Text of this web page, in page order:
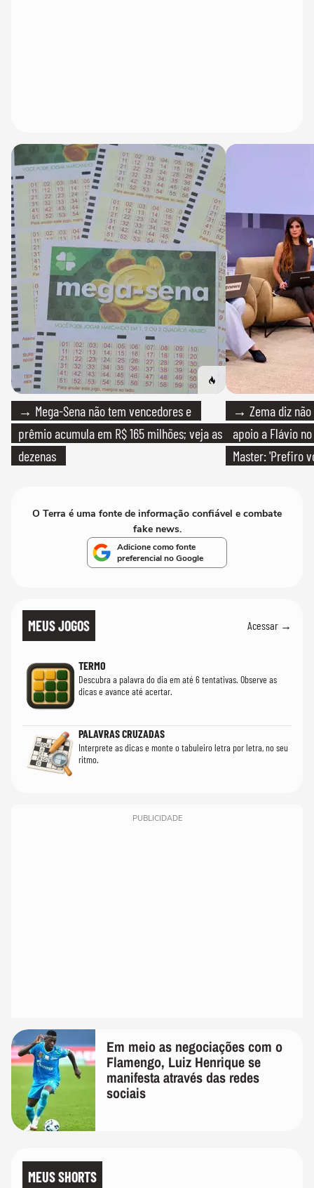
→ Mega-Sena não tem vencedores e
prêmio acumula em R$ 165 milhões; veja as
dezenas
→ Zema diz
apoio a Flávio
Master: 'Prefiro
O Terra é uma fonte de informação confiável e combate
fake news.
Adicione como fonte
preferencial no Google
MEUS JOGOS Acessar →
TERMO
Descubra a palavra do dia em até 6 tentativas. Observe as
dicas e avance até acertar.
PALAVRAS CRUZADAS
Interprete as dicas e monte o tabuleiro letra por letra, no seu
ritmo.
PUBLICIDADE
Em meio as negociações com o
Flamengo, Luiz Henrique se
manifesta através das redes
sociais
MEUS SHORTS